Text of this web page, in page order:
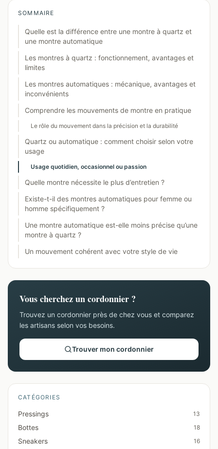
SOMMAIRE
Quelle est la différence entre une montre à quartz et
une montre automatique
Les montres à quartz : fonctionnement, avantages et
limites
Les montres automatiques : mécanique, avantages et
inconvénients
Comprendre les mouvements de montre en pratique
Le rôle du mouvement dans la précision et la durabilité
Quartz ou automatique : comment choisir selon votre
usage
Usage quotidien, occasionnel ou passion
Quelle montre nécessite le plus d’entretien ?
Existe-t-il des montres automatiques pour femme ou
homme spécifiquement ?
Une montre automatique est-elle moins précise qu’une
montre à quartz ?
Un mouvement cohérent avec votre style de vie
Vous cherchez un cordonnier ?
Trouvez un cordonnier près de chez vous et comparez
les artisans selon vos besoins.
Trouver mon cordonnier
CATÉGORIES
Pressings 13
Bottes 18
Sneakers 16